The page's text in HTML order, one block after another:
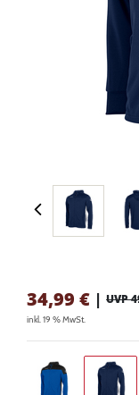
34,99 € | UVP
inkl. 19 % MwSt.